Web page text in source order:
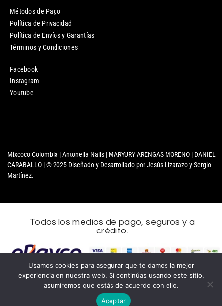
Métodos de Pago
Política de Privacidad
Política de Envíos y Garantías
Términos y Condiciones
Facebook
Instagram
Youtube
Mixcoco Colombia | Antonella Nails | MARYURY ARENGAS MORENO | DANIEL
CARABALLO | © 2025 Diseñado y Desarrollado por Jesús Lizarazo y Sergio
Martínez.
Todos los medios de pago, seguros y a
crédito.
Usamos cookies para asegurar que te damos la mejor
experiencia en nuestra web. Si continúas usando este sitio,
asumiremos que estás de acuerdo con ello.
Aceptar